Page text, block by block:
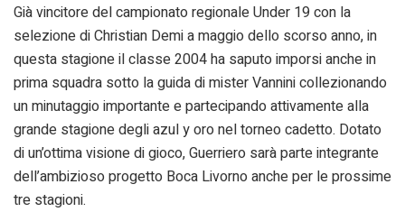
Già vincitore del campionato regionale Under 19 con la
selezione di Christian Demi a maggio dello scorso anno, in
questa stagione il classe 2004 ha saputo imporsi anche in
prima squadra sotto la guida di mister Vannini collezionando
un minutaggio importante e partecipando attivamente alla
grande stagione degli azul y oro nel torneo cadetto. Dotato
di un’ottima visione di gioco, Guerriero sarà parte integrante
dell’ambizioso progetto Boca Livorno anche per le prossime
tre stagioni.